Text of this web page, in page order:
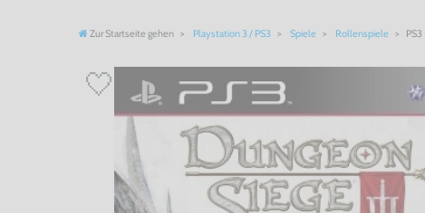
Zur Startseite gehen Playstation 3 / PS3 Spiele Rollenspiele